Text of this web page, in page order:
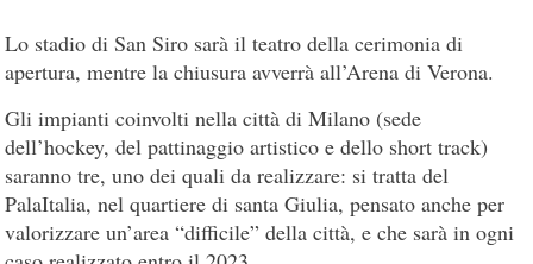
Lo stadio di San Siro sarà il teatro della cerimonia di
apertura, mentre la chiusura avverrà all’Arena di Verona.
Gli impianti coinvolti nella città di Milano (sede
dell’hockey, del pattinaggio artistico e dello short track)
saranno tre, uno dei quali da realizzare: si tratta del
PalaItalia, nel quartiere di santa Giulia, pensato anche per
valorizzare un’area “difficile” della città, e che sarà in ogni